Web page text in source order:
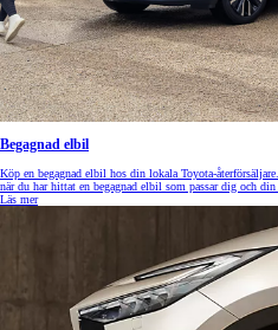
Begagnad elbil
Köp en begagnad elbil hos din lokala Toyota-
när du har hittat en begagnad elbil som passar dig och
Läs mer